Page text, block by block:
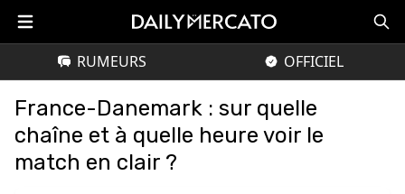
RUMEURS OFFICIEL
France-Danemark : sur quelle
chaîne et à quelle heure voir le
match en clair ?